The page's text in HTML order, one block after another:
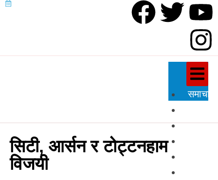
समाचार
प्रदेश
सिटी, आर्सन र टोट्टनहाम
विजयी